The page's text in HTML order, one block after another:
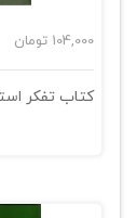
104,000 تومان
کتاب تفکر